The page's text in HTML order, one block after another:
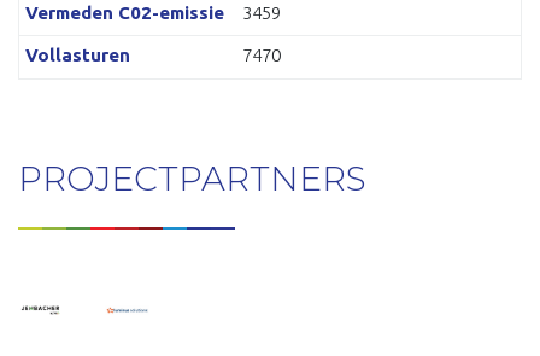
Vermeden C02-emissie 3459
Vollasturen 7470
PROJECTPARTNERS